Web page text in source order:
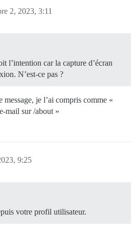
2, 2023, 3:11
l’intention car la capture d’écran
N’est-ce pas ?
message, je l’ai compris comme «
mail sur /about »
9:25
votre profil utilisateur.